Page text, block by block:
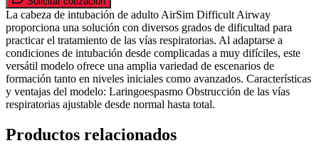
La cabeza de intubación de adulto AirSim Difficult Airway
proporciona una solución con diversos grados de dificultad para
practicar el tratamiento de las vías respiratorias. Al adaptarse a
condiciones de intubación desde complicadas a muy difíciles, este
versátil modelo ofrece una amplia variedad de escenarios de
formación tanto en niveles iniciales como avanzados. Características
y ventajas del modelo: Laringoespasmo Obstrucción de las vías
respiratorias ajustable desde normal hasta total.
Productos relacionados